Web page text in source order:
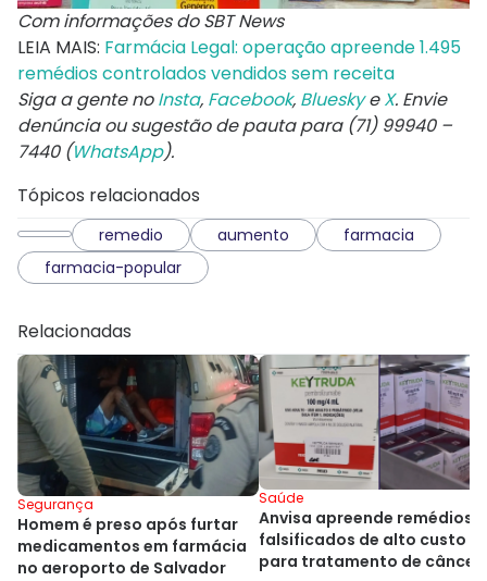
Com informações do SBT News
LEIA MAIS: Farmácia Legal: operação apreende 1.495
remédios controlados vendidos sem receita
Siga a gente noInsta, Facebook, BlueskyeX. Envie
denúncia ou sugestão de pauta para (71) 99940 –
7440 (WhatsApp).
Tópicos relacionados
remedio aumento
farmacia
farmacia-popular
Relacionadas
Segurança
Homem é preso após furtar
medicamentos em farmácia
no aeroporto de Salvador
Saúde
Anvisa apreende remédios
falsificados de alto custo
para tratamento de câncer